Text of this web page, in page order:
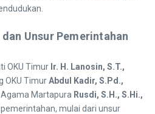
Unsur Pemerintahan
OKU Timur Ir. H. Lanosin, S.T.,
OKU TimurAbdul Kadir, S.Pd.,
Martapura Rusdi, S.H., S.Hi.,
mulai dari unsur